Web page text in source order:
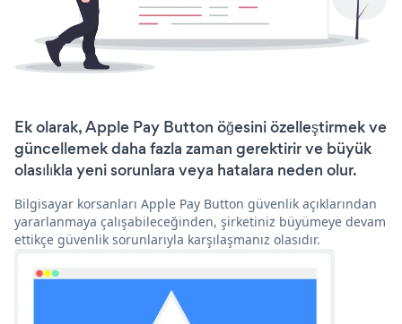
Ek olarak, Apple Pay Button öğesini özelleştirmek ve
güncellemek daha fazla zaman gerektirir ve büyük
olasılıkla yeni sorunlara veya hatalara neden olur.
Bilgisayar korsanları Apple Pay Button güvenlik açıklarından
yararlanmaya çalışabileceğinden, şirketiniz büyümeye devam
ettikçe güvenlik sorunlarıyla karşılaşmanız olasıdır.